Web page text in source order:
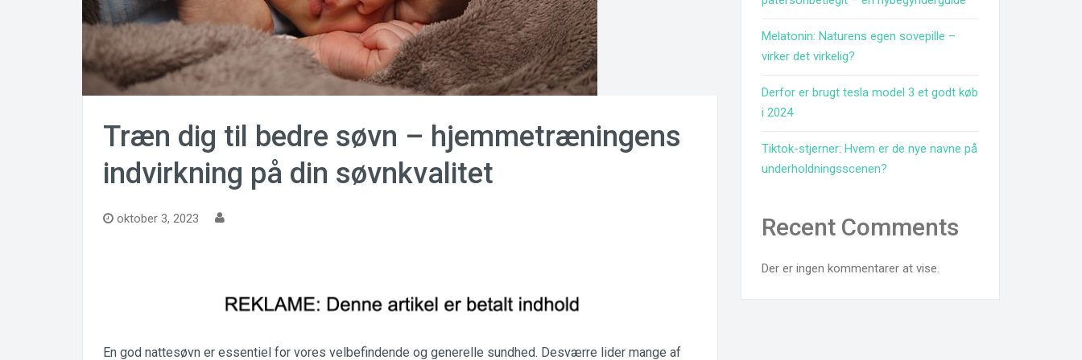
Træn dig til bedre søvn – hjemmetræningens
indvirkning på din søvnkvalitet
oktober 3, 2023
En god nattesøvn er essentiel for vores velbefindende og generelle sundhed. Desværre lider mange af
Melatonin: Naturens egen sovepille –
virker det virkelig?
Derfor er brugt tesla model 3 et godt køb
i 2024
Tiktok-stjerner: Hvem er de nye navne på
underholdningsscenen?
Recent Comments
Der er ingen kommentarer at vise.